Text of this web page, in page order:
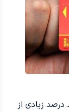
زیادی از